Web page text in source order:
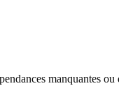
manquantes